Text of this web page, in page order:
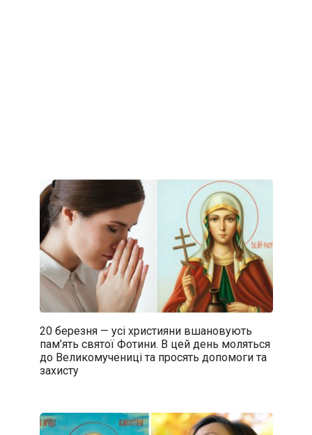
20 березня — усі християни вшановують
пам’ять святої Фотини. В цей день моляться
до Великомучениці та просять допомоги та
захисту